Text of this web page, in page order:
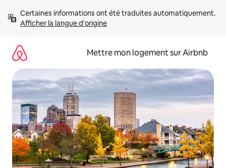
directement
Afficher la langue d'origine
Mettre mon logement sur Airbnb